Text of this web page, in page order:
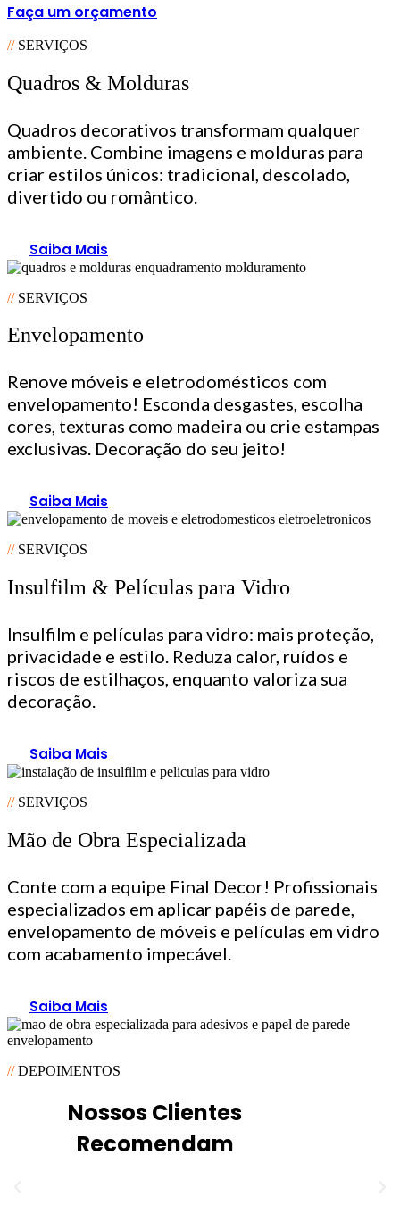
Faça um orçamento
//SERVIÇOS
Quadros & Molduras
Quadros decorativos transformam qualquer
ambiente. Combine imagens e molduras para
criar estilos únicos: tradicional, descolado,
divertido ou romântico.
Saiba Mais
//SERVIÇOS
Envelopamento
Renove móveis e eletrodomésticos com
envelopamento! Esconda desgastes, escolha
cores, texturas como madeira ou crie estampas
exclusivas. Decoração do seu jeito!
Saiba Mais
//SERVIÇOS
Insulfilm & Películas para Vidro
Insulfilm e películas para vidro: mais proteção,
privacidade e estilo. Reduza calor, ruídos e
riscos de estilhaços, enquanto valoriza sua
decoração.
Saiba Mais
//SERVIÇOS
Mão de Obra Especializada
Conte com a equipe Final Decor! Profissionais
especializados em aplicar papéis de parede,
envelopamento de móveis e películas em vidro
com acabamento impecável.
Saiba Mais
//DEPOIMENTOS
Nossos Clientes
Recomendam